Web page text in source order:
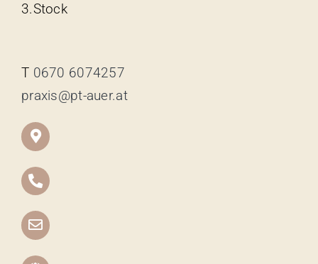
3.Stock
T 0670 6074257
praxis@pt-auer.at